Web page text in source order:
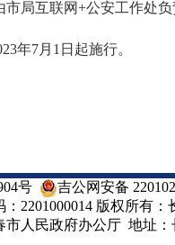
互联网+公安工作处负
年7月1日起施行。